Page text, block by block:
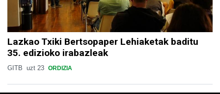
Lazkao Txiki Bertsopaper Lehiaketak baditu
35. edizioko irabazleak
GITB uzt 23 ORDIZIA